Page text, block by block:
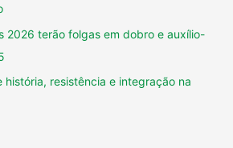
2026 terão folgas em dobro e auxílio-
história, resistência e integração na